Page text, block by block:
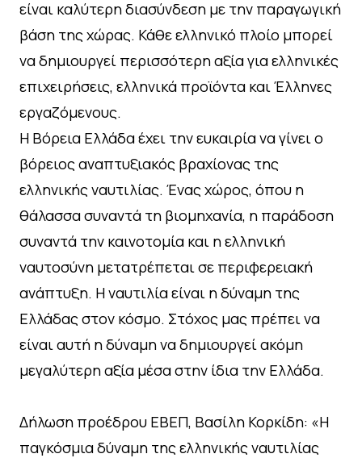
είναι καλύτερη διασύνδεση με την παραγωγική
βάση της χώρας. Κάθε ελληνικό πλοίο μπορεί
να δημιουργεί περισσότερη αξία για ελληνικές
επιχειρήσεις, ελληνικά προϊόντα και Έλληνες
εργαζόμενους.
Η Βόρεια Ελλάδα έχει την ευκαιρία να γίνει ο
βόρειος αναπτυξιακός βραχίονας της
ελληνικής ναυτιλίας. Ένας χώρος, όπου η
θάλασσα συναντά τη βιομηχανία, η παράδοση
συναντά την καινοτομία και η ελληνική
ναυτοσύνη μετατρέπεται σε περιφερειακή
ανάπτυξη. Η ναυτιλία είναι η δύναμη της
Ελλάδας στον κόσμο. Στόχος μας πρέπει να
είναι αυτή η δύναμη να δημιουργεί ακόμη
μεγαλύτερη αξία μέσα στην ίδια την Ελλάδα.
Δήλωση προέδρου ΕΒΕΠ, Βασίλη Κορκίδη: «Η
παγκόσμια δύναμη της ελληνικής ναυτιλίας